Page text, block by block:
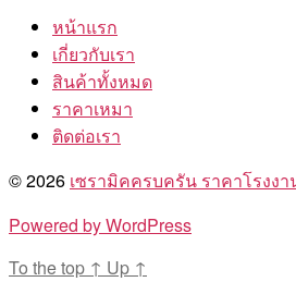
หน้าแรก
เกี่ยวกับเรา
สินค้าทั้งหมด
ราคาเหมา
ติดต่อเรา
© 2026 เซรามิคครบครัน ราคาโรงงา
Powered by WordPress
To the top ↑ Up ↑